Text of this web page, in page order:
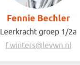
Fennie Bechler
Leerkracht groep 1/2a
f.winters@levwn.nl